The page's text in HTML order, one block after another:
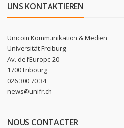
UNS KONTAKTIEREN
Unicom Kommunikation & Medien
Universität Freiburg
Av. de l’Europe 20
1700 Fribourg
026 300 70 34
news@unifr.ch
NOUS CONTACTER